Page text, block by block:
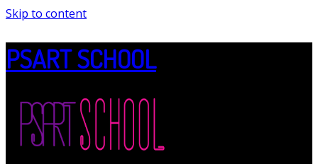
Skip to content
PSART SCHOOL